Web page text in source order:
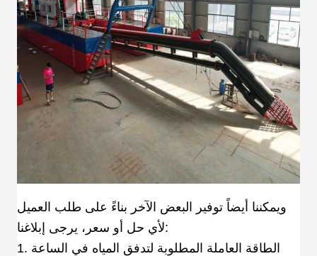
ويمكننا أيضاً توفير البعض الآخر بناءً على طلب العميل
لأي حل أو سعر، يرجى إبلاغنا:
1. الطاقة العاملة المطلوبة لتدفق المياه في الساعة